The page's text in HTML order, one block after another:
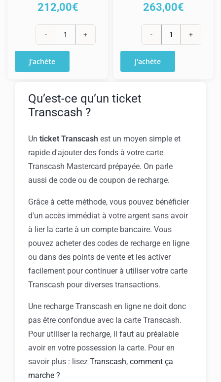
212,00€
de
200€
J'achète
263,00€
de
J'achète
Qu’est-ce qu’un ticket
Transcash ?
Unticket Transcash est un moyen simple et
rapide d'ajouter des fonds à votre carte
Transcash Mastercard prépayée. On parle
aussi de code ou de coupon de recharge.
Grâce à cette méthode, vous pouvez bénéficier
d'un accès immédiat à votre argent sans avoir
à lier la carte à un compte bancaire. Vous
pouvez acheter des codes de recharge en ligne
ou dans des points de vente et les activer
facilement pour continuer à utiliser votre carte
Transcash pour diverses transactions.
Une recharge Transcash en ligne ne doit donc
pas être confondue avec la carte Transcash.
Pour utiliser la recharge, il faut au préalable
avoir en votre possession la carte. Pour en
savoir plus : lisezTranscash, comment ça
marche ?